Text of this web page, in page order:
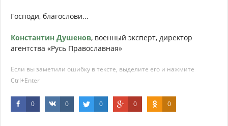
Господи, благослови...
Константин Душенов, военный эксперт, директор
агентства «Русь Православная»
Если вы заметили ошибку в тексте, выделите его и нажмите
Ctrl+Enter
0 0 0 0 0